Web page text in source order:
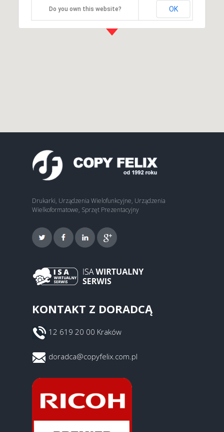
Do you own this website? OK
Drukarki, Urządzenia Wielofunkcyjne, Urządzenia
Wielkoformatowe, Sprzęt Prezentacyjny
KONTAKT Z DORADCĄ
12 619 20 00 Kraków
doradca@copyfelix.com.pl